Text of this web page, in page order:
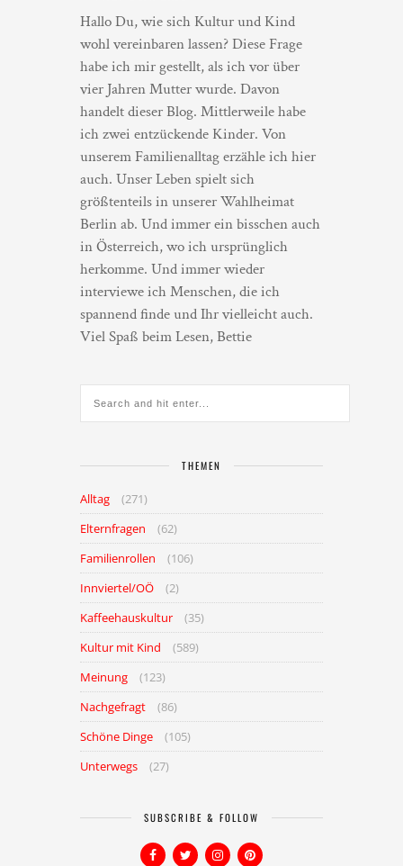
Hallo Du, wie sich Kultur und Kind
wohl vereinbaren lassen? Diese Frage
habe ich mir gestellt, als ich vor über
vier Jahren Mutter wurde. Davon
handelt dieser Blog. Mittlerweile habe
ich zwei entzückende Kinder. Von
unserem Familienalltag erzähle ich hier
auch. Unser Leben spielt sich
größtenteils in unserer Wahlheimat
Berlin ab. Und immer ein bisschen auch
in Österreich, wo ich ursprünglich
herkomme. Und immer wieder
interviewe ich Menschen, die ich
spannend finde und Ihr vielleicht auch.
Viel Spaß beim Lesen, Bettie
THEMEN
Alltag
(271)
Elternfragen
(62)
Familienrollen
(106)
Innviertel/OÖ
(2)
Kaffeehauskultur
(35)
Kultur mit Kind
(589)
Meinung
(123)
Nachgefragt
(86)
Schöne Dinge
(105)
Unterwegs
(27)
SUBSCRIBE & FOLLOW